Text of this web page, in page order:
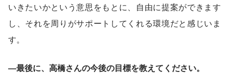
いきたいかという意思をもとに、自由に提案ができます
し、それを周りがサポートしてくれる環境だと感じいま
す。
―最後に、高橋さんの今後の目標を教えてください。